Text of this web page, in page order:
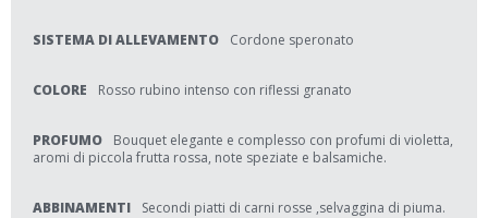
SISTEMA DI ALLEVAMENTO Cordone speronato
COLORE Rosso rubino intenso con riflessi granato
PROFUMO
Bouquet elegante e complesso con profumi di violetta,
aromi di piccola frutta rossa, note speziate e balsamiche.
ABBINAMENTI Secondi piatti di carni rosse ,selvaggina di piuma.